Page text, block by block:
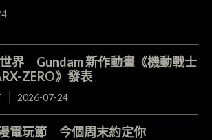
界 Gundam 新作動畫《機動戰士
ZERO》發表
2026-07-24
電玩節 今個周末約定你